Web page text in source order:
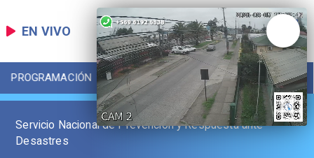
EN VIVO
PROGRAMACIÓN LOCAL DEPORTES
Servicio Nacional de Prevención y Respuesta ante
Desastres